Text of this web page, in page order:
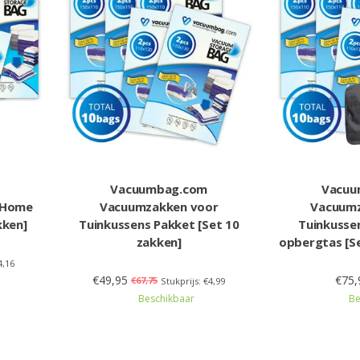
Vacuumbag.com
Vacuumzakken voor
Tuinkussens Pakket [Set 10
zakken]
€49,95 €67,75 Stukprijs: €4,99
Beschikbaar
opbergtas